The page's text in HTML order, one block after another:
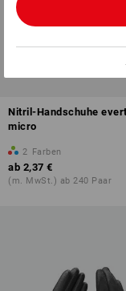
Nitril-Handschuhe
micro
2 Farben
ab 2,37 €
(m. MwSt.) ab 240 Paar